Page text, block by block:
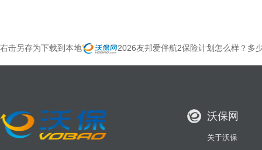
右击另存为下载到本地 2026友邦爱伴航2保险计划怎么样？多
沃保网
关于沃保